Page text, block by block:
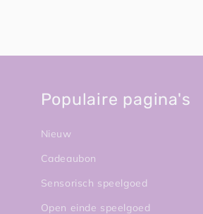
Populaire pagina's
Nieuw
Cadeaubon
Sensorisch speelgoed
Open einde speelgoed